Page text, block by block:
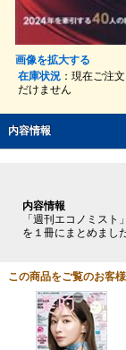
画像を拡大する
在庫状況：現在ご注
だけません
内容情報
内容情報
「週刊エコノミス
を１冊にまとめまし
この商品をご覧のお客